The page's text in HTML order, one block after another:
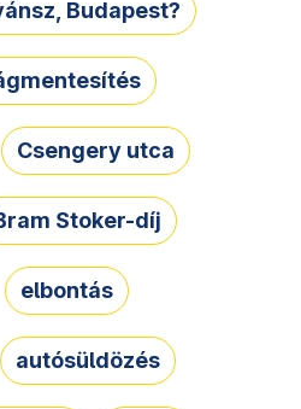
Budapest?
Csengery utca
Stoker-díj
elbontás
autósüldözés